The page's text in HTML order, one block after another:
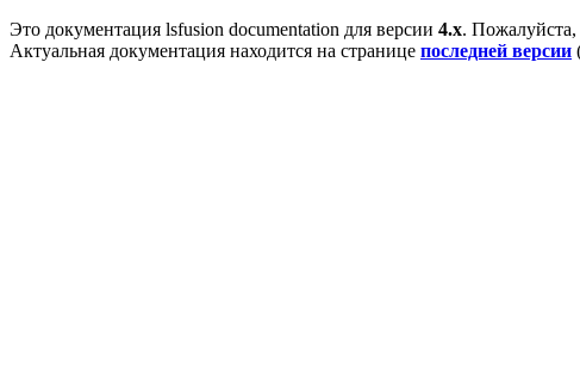
Это документация lsfusion documentation для версии 4.x. Пожалуйста,
Актуальная документация находится на странице последней версии